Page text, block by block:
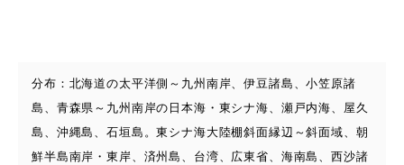
分布：北海道の太平洋側～九州南岸、伊豆諸島、小笠原諸
島、青森県～九州南岸の日本海・東シナ海、瀬戸内海、屋久
島、沖縄島、石垣島。東シナ海大陸棚斜面縁辺～斜面域、朝
鮮半島南岸・東岸、済州島、台湾、広東省、海南島、西沙諸